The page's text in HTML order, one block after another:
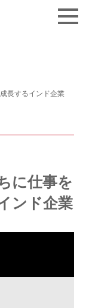
お問い合わせ
長するインド企業
に仕事を
ンド企業